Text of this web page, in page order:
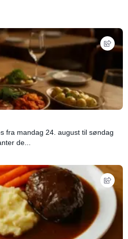
fra mandag 24. august til søndag
de...